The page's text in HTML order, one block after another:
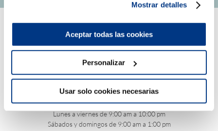
Mostrar detalles
Aceptar todas las cookies
Personalizar
Usar solo cookies necesarias
Horario de atención online:
Lunes a viernes de 9:00 am a 10:00 pm
Sábados y domingos de 9:00 am a 1:00 pm